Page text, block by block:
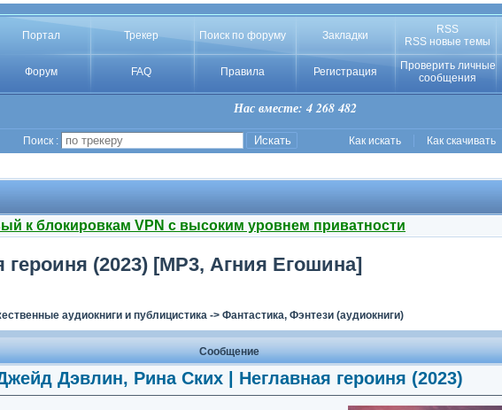
Портал Трекер Поиск по форуму Закладки
RSS
RSS новые темы
Форум FAQ Правила Регистрация
Проверить личные
сообщения
Нас вместе: 4 268 482
Поиск : Как искать Как скачивать
к блокировкам VPN с высоким уровнем приватности
(2023) [MP3, Агния Егошина]
аудиокниги и публицистика-> Фантастика, Фэнтези (аудиокниги)
Сообщение
Дэвлин, Рина Ских | Неглавная героиня (2023)